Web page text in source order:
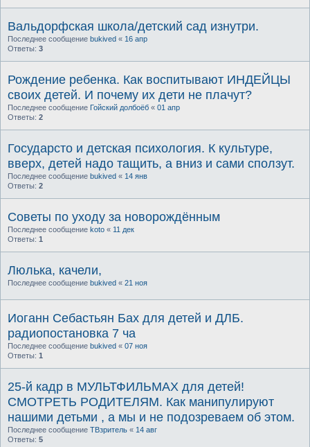
Вальдорфская школа/детский сад изнутри.
Последнее сообщение bukived « 16 апр
Ответы: 3
Рождение ребенка. Как воспитывают ИНДЕЙЦЫ
своих детей. И почему их дети не плачут?
Последнее сообщение Гойский долбоёб « 01 апр
Ответы: 2
Государсто и детская психология. К культуре,
вверх, детей надо тащить, а вниз и сами сползут.
Последнее сообщение bukived « 14 янв
Ответы: 2
Советы по уходу за новорождённым
Последнее сообщение koto « 11 дек
Ответы: 1
Люлька, качели,
Последнее сообщение bukived « 21 ноя
Иоганн Себастьян Бах для детей и ДЛБ.
радиопостановка 7 ча
Последнее сообщение bukived « 07 ноя
Ответы: 1
25-й кадр в МУЛЬТФИЛЬМАХ для детей!
СМОТРЕТЬ РОДИТЕЛЯМ. Как манипулируют
нашими детьми , а мы и не подозреваем об этом.
Последнее сообщение ТВзритель « 14 авг
Ответы: 5